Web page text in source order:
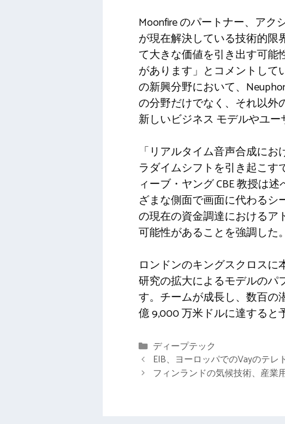
Moonfire のパートナー、ア
が現在解決している技術的限
て大きな価値を引き出す可
があります」とコメントして
の新興分野において、
の分野だけでなく、それ以外
新しいビジネス モデルやユ
「リアルタイム音声合成に
ラダイムシフトを引き起こ
ィーブ・ヤング CBE 教授は
ざまな側面で画面に代わる
の現在の資金調達におけるア
可能性があることを強調した。
ロンドンのキングスクロスに
研究の拡大によるモデルのパ
す。チームが成長し、数百の
億 9,000 万米ドルに達すると
カ
テ
ゴ
ディープテック
EIB、ヨーロッパでのVayのテ
フィンランドの気候技術、産業